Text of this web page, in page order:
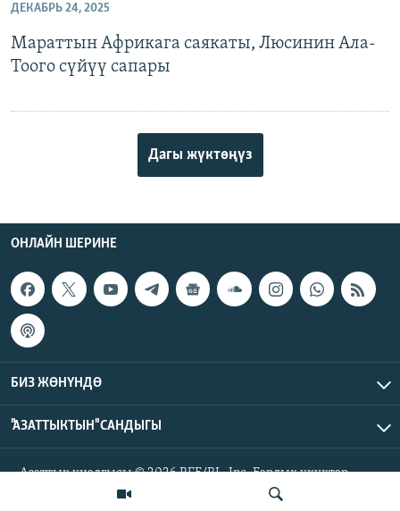
ДЕКАБРЬ 24, 2025
Мараттын Африкага саякаты, Люсинин Ала-
Тоого сүйүү сапары
Дагы жүктөңүз
ОНЛАЙН ШЕРИНЕ
БИЗ ЖӨНҮНДӨ
"АЗАТТЫКТЫН" САНДЫГЫ
Азаттык үналгысы © 2026 RFE/RL, Inc. Бардык укуктар